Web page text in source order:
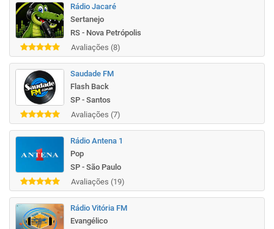
Rádio Jacaré
Sertanejo
RS - Nova Petrópolis
Avaliações (8)
Saudade FM
Flash Back
SP - Santos
Avaliações (7)
Rádio Antena 1
Pop
SP - São Paulo
Avaliações (19)
Rádio Vitória FM
Evangélico